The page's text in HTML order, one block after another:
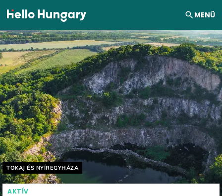
Ugrás a tartalomhoz MENÜ
Helyszín címkék:
TOKAJ ÉS NYÍREGYHÁZA
AKTÍV